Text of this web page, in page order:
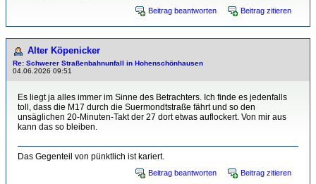
Beitrag beantworten Beitrag zitieren
Alter Köpenicker
Re: Schwerer Straßenbahnunfall in Hohenschönhausen
04.06.2026 09:51
Es liegt ja alles immer im Sinne des Betrachters. Ich finde es jedenfalls
toll, dass die M17 durch die Suermondtstraße fährt und so den
unsäglichen 20-Minuten-Takt der 27 dort etwas auflockert. Von mir aus
kann das so bleiben.
Das Gegenteil von pünktlich ist kariert.
Beitrag beantworten Beitrag zitieren